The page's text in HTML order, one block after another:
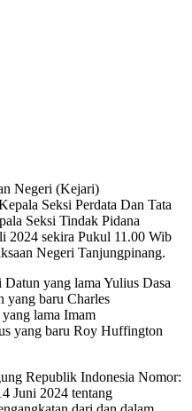
Negeri (Kejari)
Seksi Perdata Dan Tata
Seksi Tindak Pidana
2024 sekira Pukul 11.00 Wib
Negeri Tanjungpinang.
Datun yang lama Yulius Dasa
yang baru Charles
lama Imam
yang baru Roy Huffington
Republik Indonesia Nomor:
Juni 2024 tentang